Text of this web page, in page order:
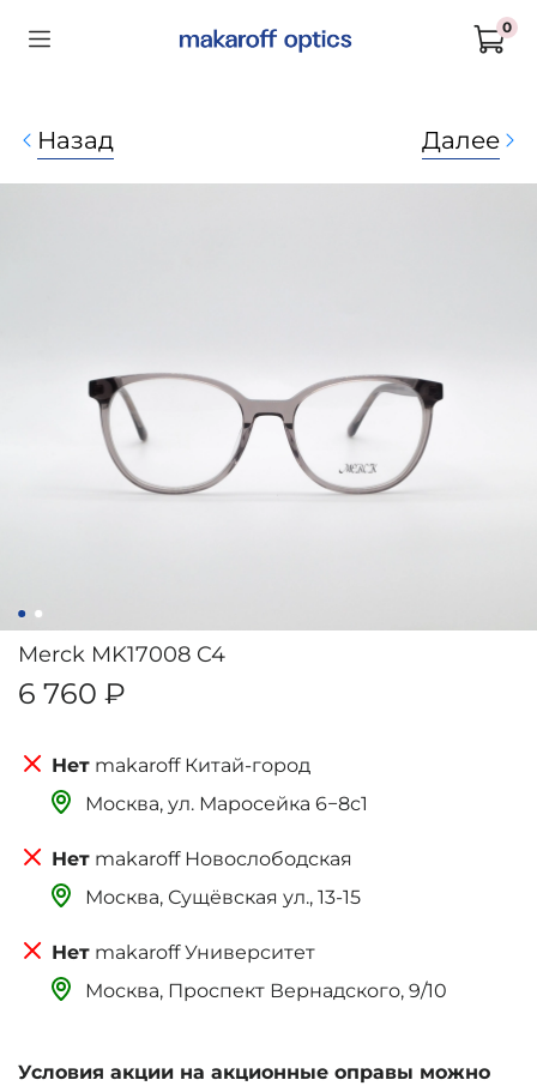
0
Назад Далее
Merck MK17008 C4
6 760 ₽
makaroff Китай-город
Москва, ‌‌‌‌ул. Маросейка 6−8с1
makaroff Новослободская
Москва, Сущёвская ул., 13-15
makaroff Университет
Москва, Проспект Вернадского, 9/10
Условия акции на акционные оправы можно